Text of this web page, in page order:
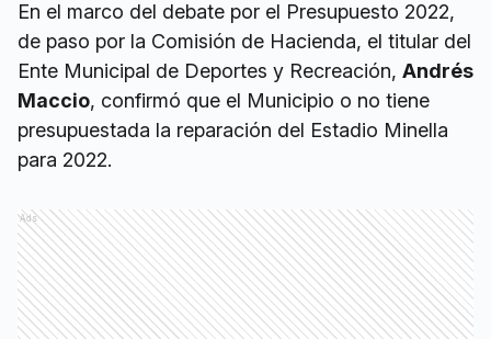
En el marco del debate por el Presupuesto 2022,
de paso por la Comisión de Hacienda, el titular del
Ente Municipal de Deportes y Recreación, Andrés
Maccio, confirmó que el Municipio o no tiene
presupuestada la reparación del Estadio Minella
para 2022.
Ads